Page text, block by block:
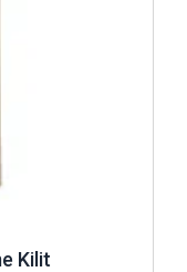
türüne uzun
da silindirli
sunar.
pirinç kaplama ve
de renk
seçenekler
Kilit